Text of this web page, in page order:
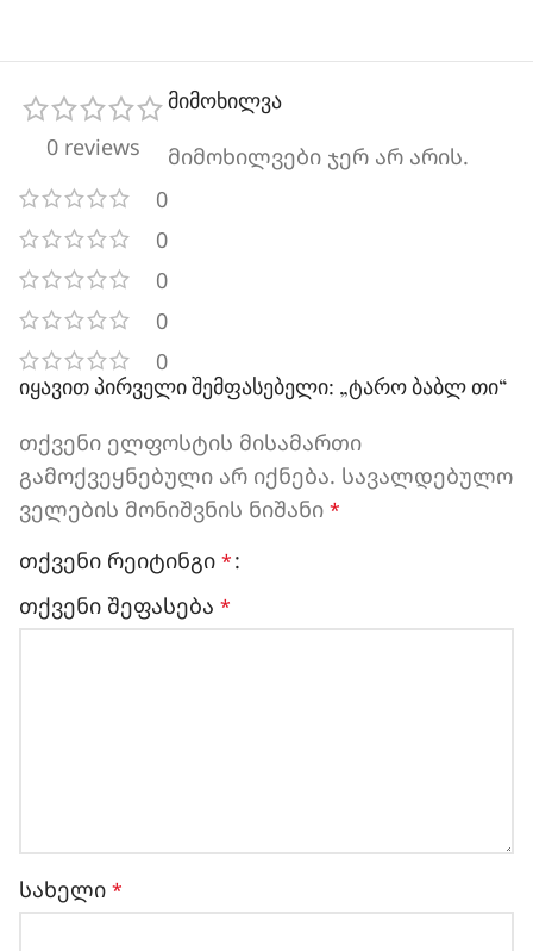
0 reviews
0
0
0
0
0
მიმოხილვა
მიმოხილვები ჯერ არ არის.
იყავით პირველი შემფასებელი: „ტარო ბაბლ თი“
თქვენი ელფოსტის მისამართი
გამოქვეყნებული არ იქნება. სავალდებულო
ველების მონიშვნის ნიშანი *
თქვენი რეიტინგი *
თქვენი შეფასება *
სახელი *